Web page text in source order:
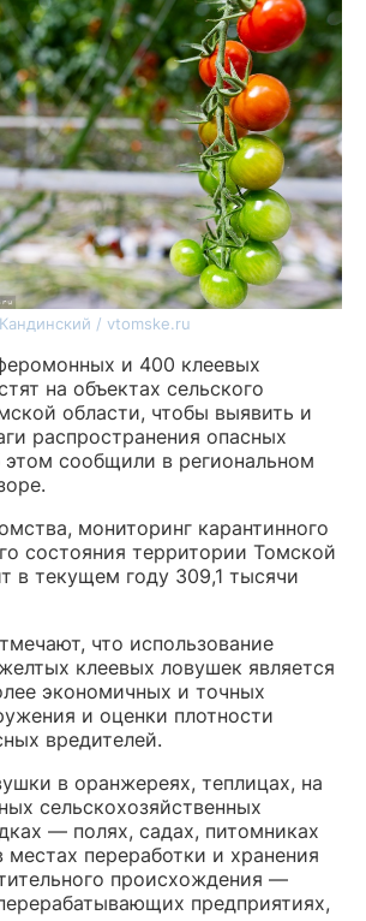
/ vtomske.ru
и 400 клеевых
на объектах сельского
области, чтобы выявить и
распространения опасных
этом сообщили в региональном
мониторинг карантинного
состояния территории Томской
в текущем году 309,1 тысячи
что использование
клеевых ловушек является
экономичных и точных
и оценки плотности
вредителей.
в оранжереях, теплицах, на
сельскохозяйственных
— полях, садах, питомниках
переработки и хранения
происхождения —
предприятиях,